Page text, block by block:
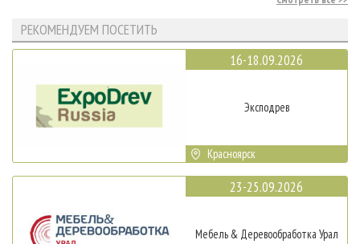
РЕКОМЕНДУЕМ ПОСЕТИТЬ
16-18.09.2026
Эксподрев
Красноярск
23-25.09.2026
Мебель & Деревообработка Урал